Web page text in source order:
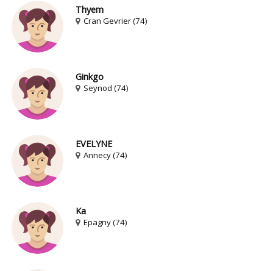
Thyem
Cran Gevrier (74)
Ginkgo
Seynod (74)
EVELYNE
Annecy (74)
Ka
Epagny (74)